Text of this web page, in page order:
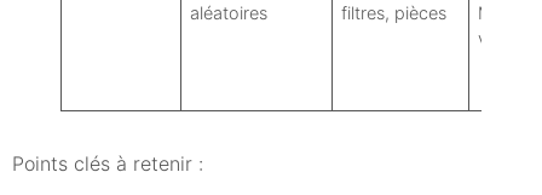
aléatoires
filtres, pièces
variable
Points clés à retenir :